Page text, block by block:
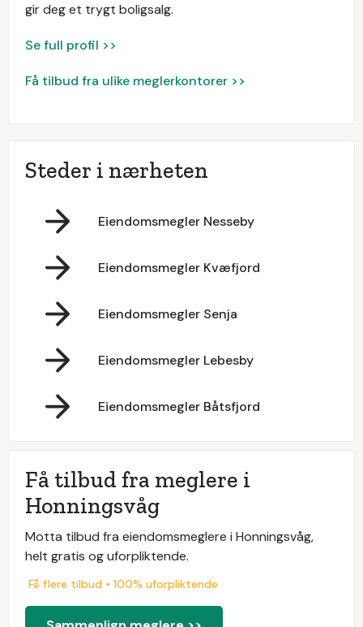
gir deg et trygt boligsalg.
Se full profil >>
Få tilbud fra ulike meglerkontorer >>
Steder i nærheten
Eiendomsmegler Nesseby
Eiendomsmegler Kvæfjord
Eiendomsmegler Senja
Eiendomsmegler Lebesby
Eiendomsmegler Båtsfjord
Få tilbud fra meglere i
Honningsvåg
Motta tilbud fra eiendomsmeglere i Honningsvåg,
helt gratis og uforpliktende.
Få flere tilbud • 100% uforpliktende